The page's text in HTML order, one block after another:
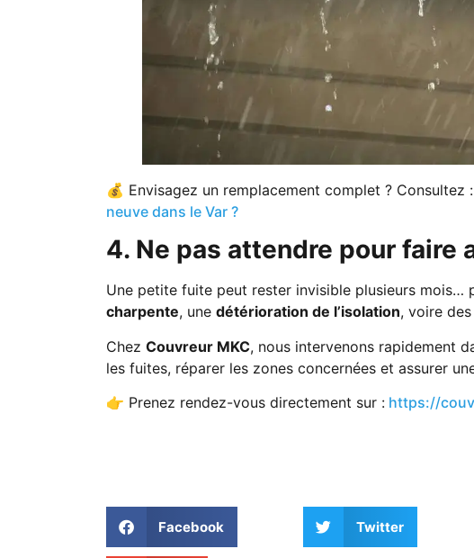
💰 Envisagez un remplacement complet ? Consultez :
neuve dans le Var ?
4. Ne pas attendre pour faire
Une petite fuite peut rester invisible plusieurs mois…
charpente, une détérioration de l’isolation, voire des
Chez Couvreur MKC, nous intervenons rapidement
les fuites, réparer les zones concernées et assurer
👉 Prenez rendez-vous directement sur :https://
Facebook Twitter